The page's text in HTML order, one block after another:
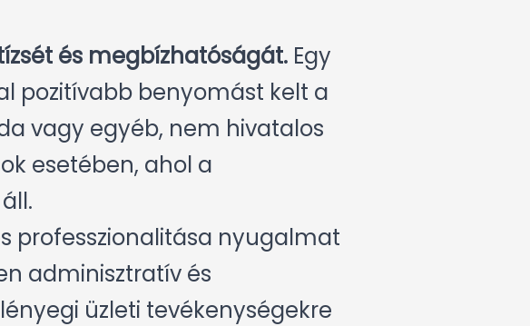
és megbízhatóságát.Egy
pozitívabb benyomást kelt a
vagy egyéb, nem hivatalos
esetében, ahol a
professzionalitása nyugalmat
adminisztratív és
üzleti tevékenységekre